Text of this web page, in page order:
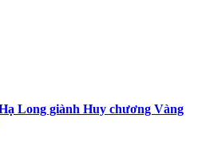
Long giành Huy chương Vàng